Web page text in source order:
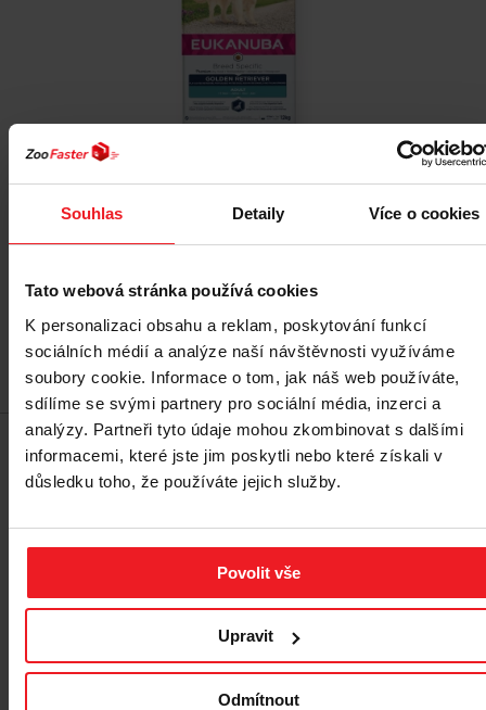
Souhlas Detaily Více o cookies
Tato webová stránka používá cookies
K personalizaci obsahu a reklam, poskytování funkcí
sociálních médií a analýze naší návštěvnosti využíváme
soubory cookie. Informace o tom, jak náš web používáte,
sdílíme se svými partnery pro sociální média, inzerci a
analýzy. Partneři tyto údaje mohou zkombinovat s dalšími
informacemi, které jste jim poskytli nebo které získali v
důsledku toho, že používáte jejich služby.
Povolit vše
Upravit
Odmítnout
Přidat do košíku
Doprava zdarma Cenový hit